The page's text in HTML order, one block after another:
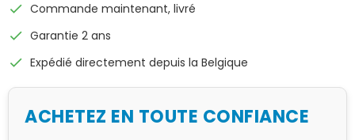
check Commande maintenant, livré
check Garantie 2 ans
check Expédié directement depuis la Belgique
ACHETEZ EN TOUTE CONFIANCE